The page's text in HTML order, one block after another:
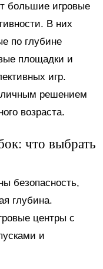
большие игровые
В них
по глубине
площадки и
игр.
решением
возраста.
что выбрать
безопасность,
глубина.
центры с
и